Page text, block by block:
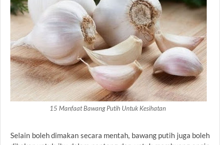
15 Manfaat Bawang Putih Untuk Kesihatan
Selain boleh dimakan secara mentah, bawang putih juga boleh